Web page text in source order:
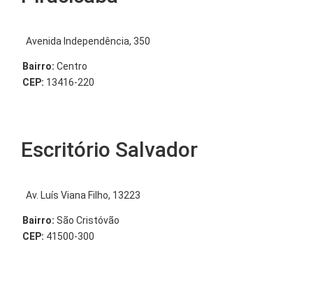
Avenida Independência, 350
Bairro: Centro
CEP: 13416-220
Escritório Salvador
Av. Luís Viana Filho, 13223
Bairro: São Cristóvão
CEP: 41500-300